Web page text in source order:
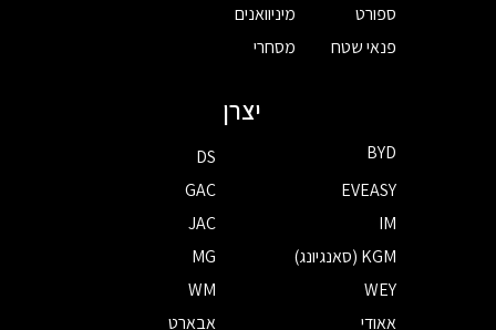
ספורט
פנאי שטח
מיניוואנים
מסחרי
יצרן
BYD
DS
EVEASY
GAC
IM
JAC
KGM (סאנגיונג)
MG
WEY
WM
אאודי
אבארט